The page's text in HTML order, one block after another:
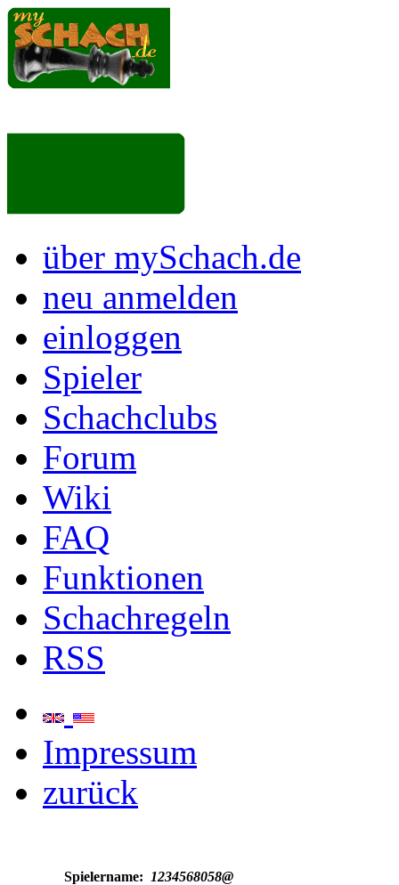
über mySchach.de
neu anmelden
einloggen
Spieler
Schachclubs
Forum
Wiki
FAQ
Funktionen
Schachregeln
RSS
Impressum
zurück
Spielername:
1234568058@